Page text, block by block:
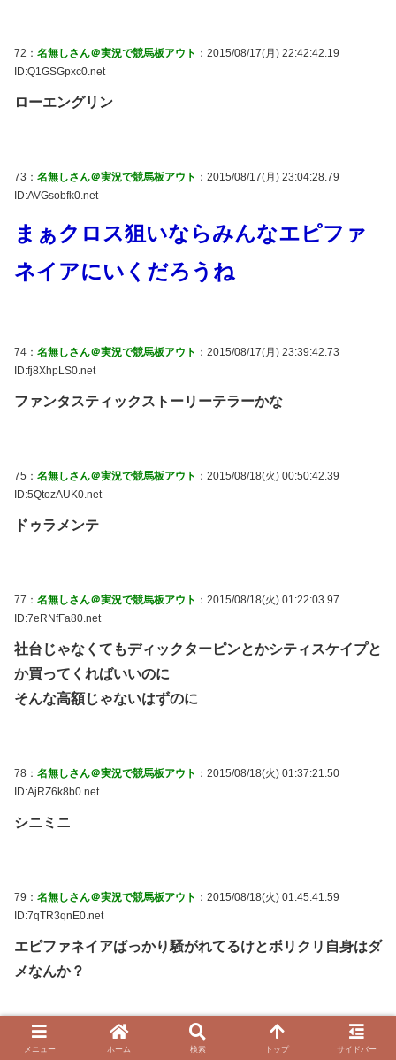
72： 名無しさん＠実況で競馬板アウト ：2015/08/17(月) 22:42:42.19
ID:Q1GSGpxc0.net
ローエングリン
73： 名無しさん＠実況で競馬板アウト ：2015/08/17(月) 23:04:28.79
ID:AVGsobfk0.net
まぁクロス狙いならみんなエピファ
ネイアにいくだろうね
74： 名無しさん＠実況で競馬板アウト ：2015/08/17(月) 23:39:42.73
ID:fj8XhpLS0.net
ファンタスティックストーリーテラーかな
75： 名無しさん＠実況で競馬板アウト ：2015/08/18(火) 00:50:42.39
ID:5QtozAUK0.net
ドゥラメンテ
77： 名無しさん＠実況で競馬板アウト ：2015/08/18(火) 01:22:03.97
ID:7eRNfFa80.net
社台じゃなくてもディックターピンとかシティスケイプと
か買ってくればいいのに
そんな高額じゃないはずのに
78： 名無しさん＠実況で競馬板アウト ：2015/08/18(火) 01:37:21.50
ID:AjRZ6k8b0.net
シニミニ
79： 名無しさん＠実況で競馬板アウト ：2015/08/18(火) 01:45:41.59
ID:7qTR3qnE0.net
エピファネイアばっかり騒がれてるけとボリクリ自身はダ
メなんか？
80：名無しさん＠実況で競馬板アウト：2015/08/18(火) 02:36:46.35
メニュー ホーム 検索 トップ サイドバー